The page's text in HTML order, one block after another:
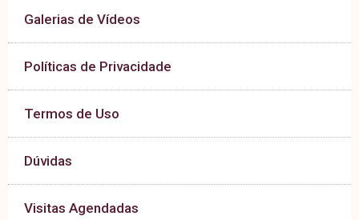
Galerias de Vídeos
Políticas de Privacidade
Termos de Uso
Dúvidas
Visitas Agendadas